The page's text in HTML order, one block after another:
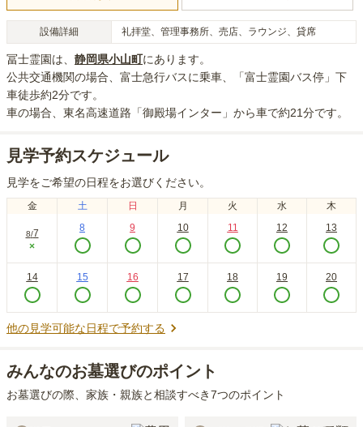
設備詳細 礼拝堂、管理事務所、売店、ラウンジ、貸席
冨士霊園は、 静岡県小山町にあり ます。
公共交通機関の場合、富士急行バスに乗車、「富士霊園バス停」下
車徒歩約2分です。
車の場合、東名高速道路「御殿場インター」から車で約21分です。
見学予約スケジュール
見学をご希望の日程をお選びください。
金 土 日 月 火 水 木
8/7
×
8 9 10 11 12 13
14 15 16 17 18 19 20
他の見学可能な日程で予約する
みんなのお墓選びのポイント
お墓選びの際、家族・親族と相談すべき7つのポイント